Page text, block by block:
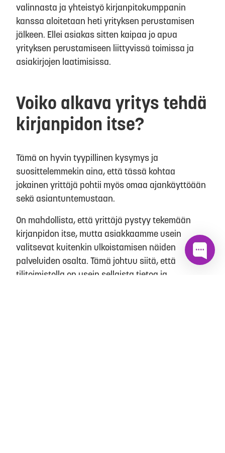
valinnasta ja yhteistyö kirjanpitokumppanin
kanssa aloitetaan heti yrityksen perustamisen
jälkeen. Ellei asiakas sitten kaipaa jo apua
yrityksen perustamiseen liittyvissä toimissa ja
asiakirjojen laatimisissa.
Voiko alkava yritys tehdä
kirjanpidon itse?
Tämä on hyvin tyypillinen kysymys ja
suosittelemmekin aina, että tässä kohtaa
jokainen yrittäjä pohtii myös omaa ajankäyttöään
sekä asiantuntemustaan.
On mahdollista, että yrittäjä pystyy tekemään
kirjanpidon itse, mutta asiakkaamme usein
valitsevat kuitenkin ulkoistamisen näiden
palveluiden osalta. Tämä johtuu siitä, että
tilitoimistolla on usein sellaista tietoa ja